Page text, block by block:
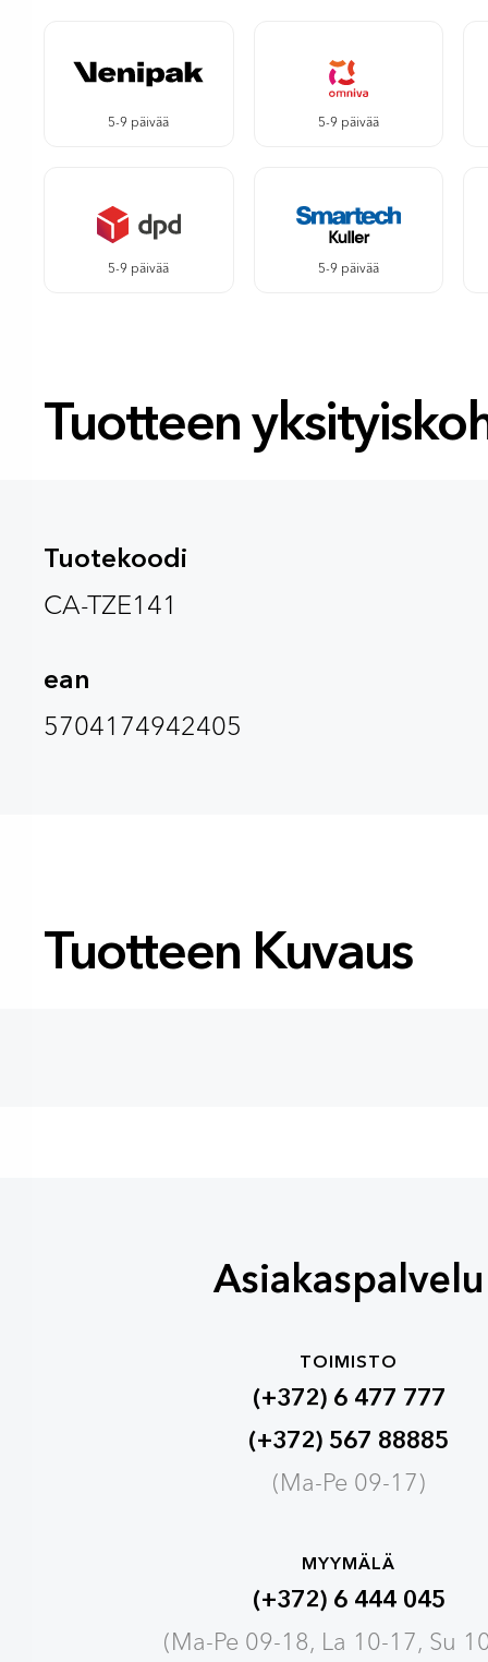
5-9 päivää 5-9 päivää
5-9 päivää 5-9 päivää
Tuotteen
Tuotekoodi
CA-TZE141
ean
5704174942405
Tuotteen Kuvaus
Asiakaspalvelu
TOIMISTO
(+372) 6 477 777
(+372) 567 88885
(Ma-Pe 09-17)
MYYMÄLÄ
(+372) 6 444 045
(Ma-Pe 09-18, La 10-17, Su